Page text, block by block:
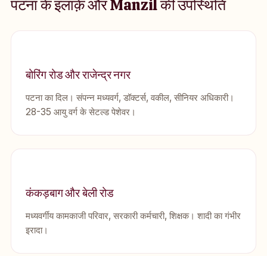
पटना के इलाक़े और Manzil की उपस्थिति
बोरिंग रोड और राजेन्द्र नगर
पटना का दिल। संपन्न मध्यवर्ग, डॉक्टर्स, वकील, सीनियर अधिकारी।
28-35 आयु वर्ग के सेटल्ड पेशेवर।
कंकड़बाग और बेली रोड
मध्यवर्गीय कामकाजी परिवार, सरकारी कर्मचारी, शिक्षक। शादी का गंभीर
इरादा।